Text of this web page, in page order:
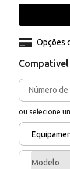
Compativel
ou selecione
Modelo
Opções